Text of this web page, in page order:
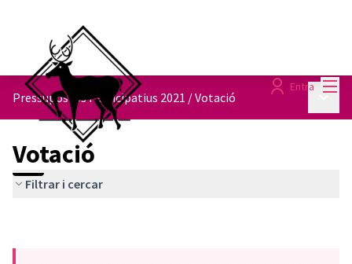
Entra
Pressupostos Participatius 2021 /Votació
Votació
Filtrar i cercar